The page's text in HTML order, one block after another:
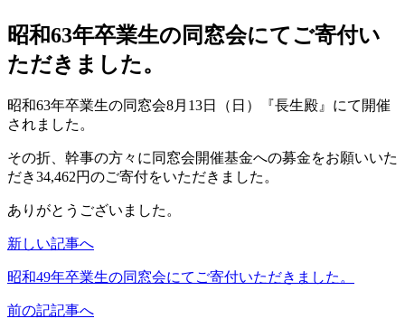
昭和63年卒業生の同窓会にてご寄付い
ただきました。
昭和63年卒業生の同窓会8月13日（日）『長生殿』にて開催
されました。
その折、幹事の方々に同窓会開催基金への募金をお願いいた
だき34,462円のご寄付をいただきました。
ありがとうございました。
新しい記事へ
昭和49年卒業生の同窓会にてご寄付いただきました。
前の記記事へ